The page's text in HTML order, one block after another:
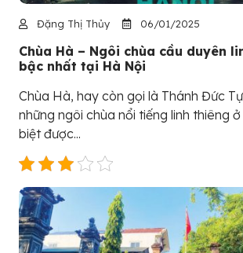
Đặng Thị Thủy 06/01/2025
Chùa Hà – Ngôi chùa cầu duyên
bậc nhất tại Hà Nội
Chùa Hà, hay còn gọi là Thánh Đức
những ngôi chùa nổi tiếng linh thiêng
biệt được...